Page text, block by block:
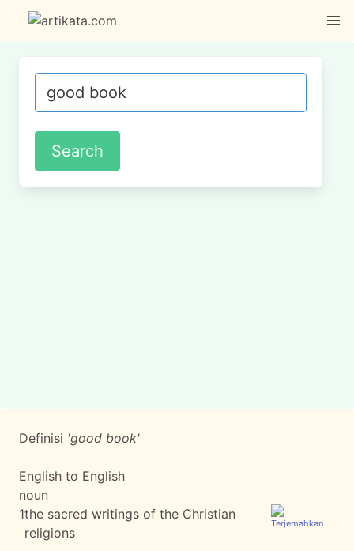
Definisi 'good book'
English to English
noun
1the sacred writings of the Christian
religions